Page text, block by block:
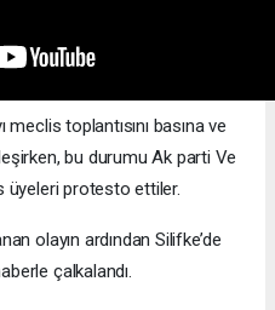
toplantısını basına ve
bu durumu Ak parti Ve
üyeleri protesto ettiler.
olayın ardından Silifke’de
çalkalandı.